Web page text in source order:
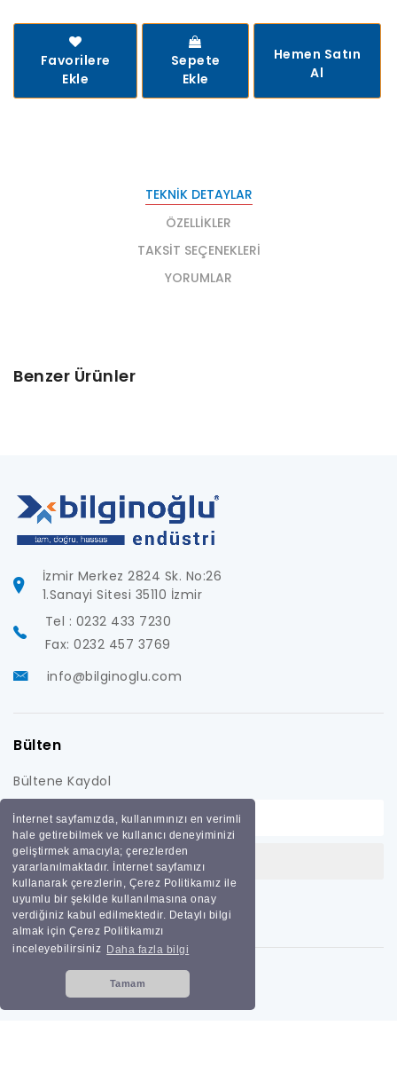
İnternet sayfamızda, kullanımınızı en verimli
hale getirebilmek ve kullanıcı deneyiminizi
geliştirmek amacıyla; çerezlerden
yararlanılmaktadır. İnternet sayfamızı
kullanarak çerezlerin, Çerez Politikamız ile
uyumlu bir şekilde kullanılmasına onay
verdiğiniz kabul edilmektedir. Detaylı bilgi
almak için Çerez Politikamızı
inceleyebilirsiniz Daha fazla bilgi
Tamam
Favorilere
Ekle
Sepete
Ekle
Hemen Satın
Al
TEKNIK DETAYLAR
ÖZELLIKLER
TAKSIT SEÇENEKLERI
YORUMLAR
Benzer Ürünler
İzmir Merkez 2824 Sk. No:26
1.Sanayi Sitesi 35110 İzmir
Tel : 0232 433 7230
Fax: 0232 457 3769
info@bilginoglu.com
Bülten
Bültene Kaydol